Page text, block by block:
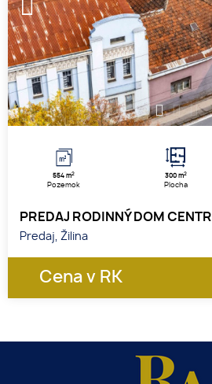
1 2 3
554 m2
Pozemok
300 m2
Plocha
PREDAJ RODINNÝ DOM
Predaj, Žilina
Cena v RK